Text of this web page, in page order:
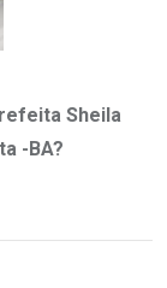
Sheila
-BA?